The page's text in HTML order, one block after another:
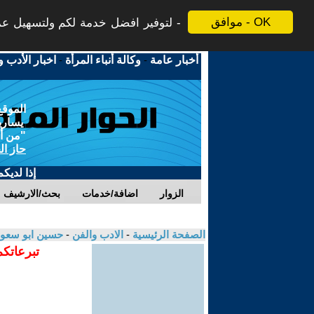
موافق - OK لتوفير افضل خدمة لكم ولتسهيل
أخبار عامة -وكالة أنباء المرأة - اخبار الأدب
"من
حاز
إذا
بحث/الارشيف اضافة/خدمات الزوار
الصفحة الرئيسية - الادب والفن - حسين ابو